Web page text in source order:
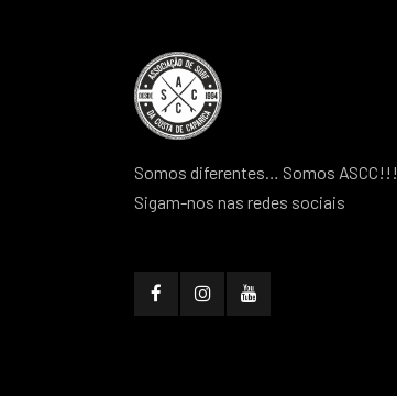
Somos diferentes… Somos ASCC!!!
Sigam-nos nas redes sociais